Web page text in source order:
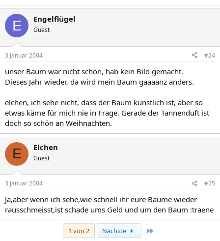
E Engelflügel
Guest
3 Januar 2004 #24
unser Baum war nicht schön, hab kein Bild gemacht.
Dieses Jahr wieder, da wird mein Baum gaaaanz anders.
elchen, ich sehe nicht, dass der Baum künstlich ist, aber so
etwas käme für mich nie in Frage. Gerade der Tannenduft ist
doch so schön an Weihnachten.
E Elchen
Guest
3 Januar 2004 #25
Ja,aber wenn ich sehe,wie schnell ihr eure Bäume wieder
rausschmeisst,ist schade ums Geld und um den Baum :traene
1 von 2 Nächste